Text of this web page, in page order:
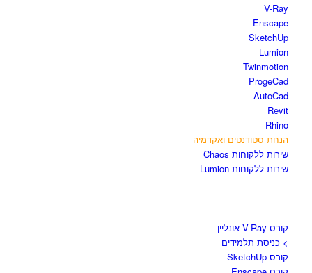
V-Ray
Enscape
SketchUp
Lumion
Twinmotion
ProgeCad
AutoCad
Revit
Rhino
הנחת סטודנטים ואקדמיה
שירות ללקוחות Chaos
שירות ללקוחות Lumion
קורס V-Ray אונליין
> כניסת תלמידים
קורס SketchUp